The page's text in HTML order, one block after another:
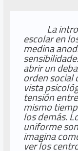
La
escolar en
medina
abrir un
orden social
vista
tensión
mismo
los demás.
uniforme
imagina
ver los